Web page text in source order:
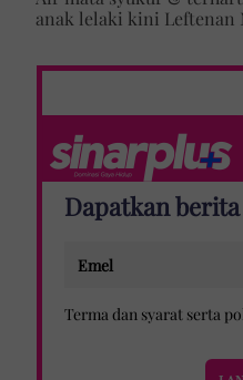
anak lelaki kini Leftenan
Dapatkan
Terma dan syarat serta